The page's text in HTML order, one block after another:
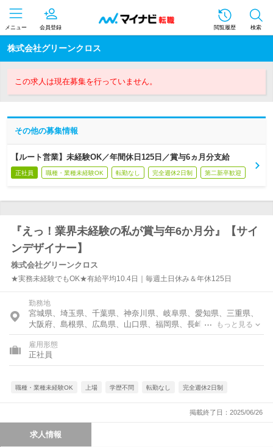
メニュー 会員登録 閲覧履歴 検索
株式会社グリーンクロス
この求人は現在募集を行っていません。
その他の募集情報
【ルート営業】未経験OK／年間休日125日／賞与6ヵ月分支給
正社員 職種・業種未経験OK 転勤なし 完全週休2日制 第二新卒歓迎
『えっ！業界未経験の私が賞与年6か月分』【サイ
ンデザイナー】
株式会社グリーンクロス
★実務未経験でもOK★有給平均10.4日｜毎週土日休み＆年休125日
勤務地
宮城県、埼玉県、千葉県、神奈川県、岐阜県、愛知県、三重県、
大阪府、島根県、広島県、山口県、福岡県、長崎県、宮崎県、鹿
児島県、沖縄県
もっと見る
雇用形態
正社員
職種・業種未経験OK 上場 学歴不問 転勤なし 完全週休2日制
掲載終了日：2025/06/26
求人情報